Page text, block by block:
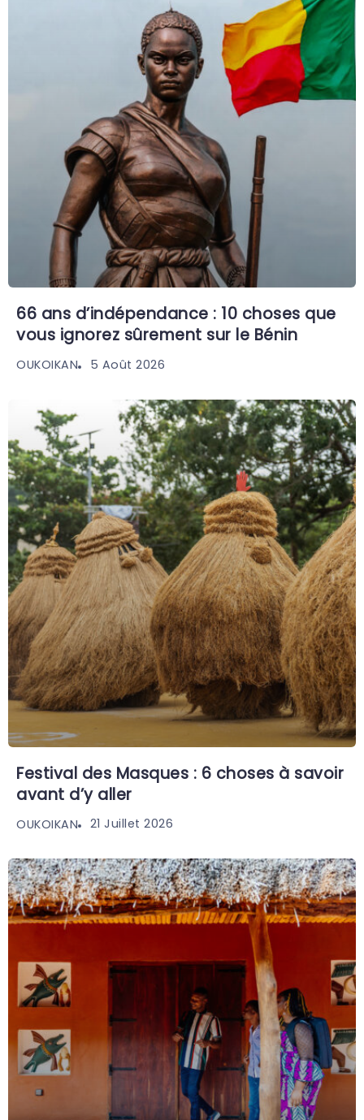
66 ans d’indépendance : 10 choses que
vous ignorez sûrement sur le Bénin
OUKOIKAN 5 Août 2026
Festival des Masques : 6 choses à savoir
avant d’y aller
OUKOIKAN 21 Juillet 2026